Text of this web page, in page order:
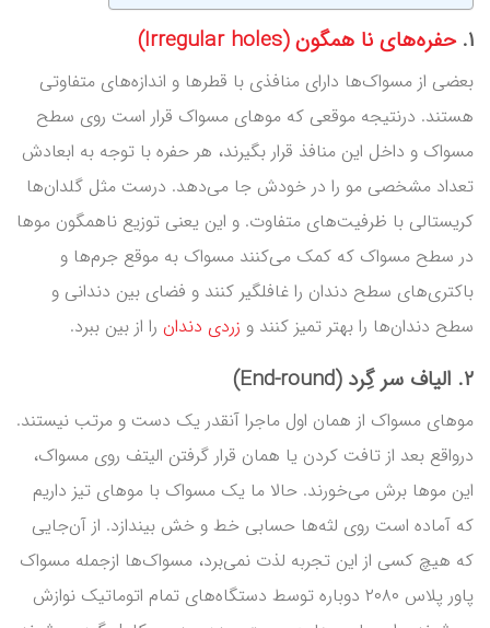
۱. حفره‌های نا همگون (Irregular holes)
بعضی از مسواک‌ها دارای منافذی با قطرها و اندازه‌های متفاوتی
هستند. درنتیجه موقعی که موهای مسواک قرار است روی سطح
مسواک و داخل این منافذ قرار بگیرند، هر حفره با توجه به ابعادش
تعداد مشخصی مو را در خودش جا می‌دهد. درست مثل گلدان‌ها
کریستالی با ظرفیت‌های متفاوت. و این یعنی توزیع ناهمگون موها
در سطح مسواک که کمک می‌کنند مسواک به موقع جرم‌ها و
باکتری‌های سطح دندان را غافلگیر کنند و فضای بین دندانی و
سطح دندان‌ها را بهتر تمیز کنند و زردی دندان را از بین ببرد.
۲. الیاف سر گِرد (End-round)
موهای مسواک از همان اول ماجرا آنقدر یک دست و مرتب نیستند.
درواقع بعد از تافت کردن یا همان قرار گرفتن الیتف روی مسواک،
این موها برش می‌خورند. حالا ما یک مسواک با موهای تیز داریم
که آماده است روی لثه‌ها حسابی خط و خش بیندازد. از آن‌جایی
که هیچ کسی از این تجربه لذت نمی‌برد، مسواک‌ها ازجمله مسواک
پاور پلاس ۲۰۸۰ دوباره توسط دستگاه‌های تمام اتوماتیک نوازش